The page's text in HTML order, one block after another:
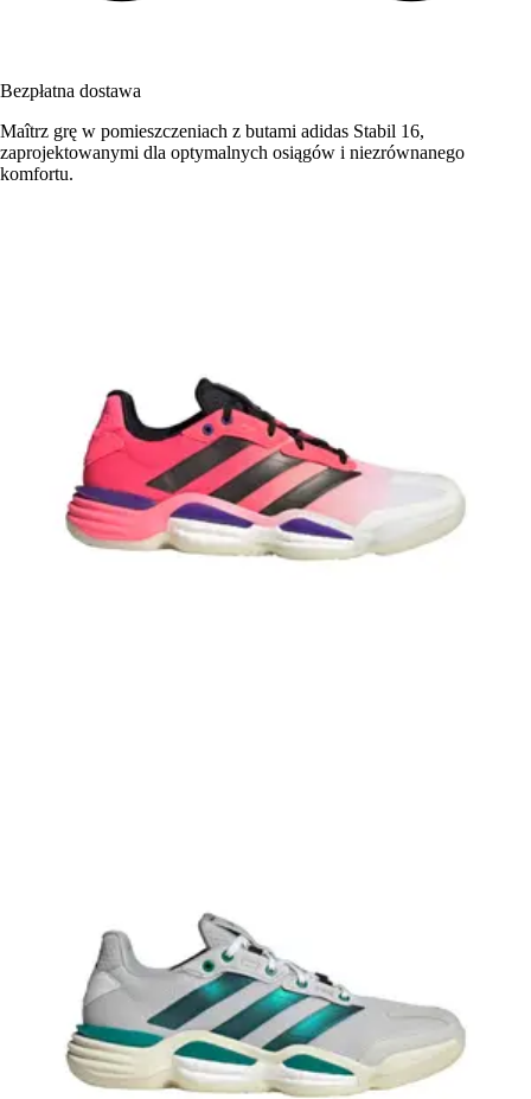
Bezpłatna dostawa
Maîtrz grę w pomieszczeniach z butami adidas Stabil 16,
zaprojektowanymi dla optymalnych osiągów i niezrównanego
komfortu.